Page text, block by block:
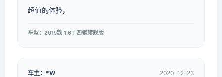
超值的体验，
车型：2019款 1.6T 四驱旗舰版
车主：*W 2020-12-23